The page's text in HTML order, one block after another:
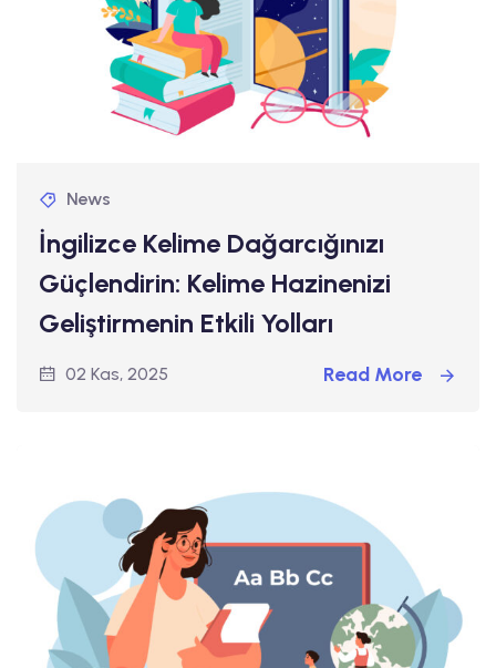
News
İngilizce Kelime Dağarcığınızı
Güçlendirin: Kelime Hazinenizi
Geliştirmenin Etkili Yolları
02 Kas, 2025 Read More